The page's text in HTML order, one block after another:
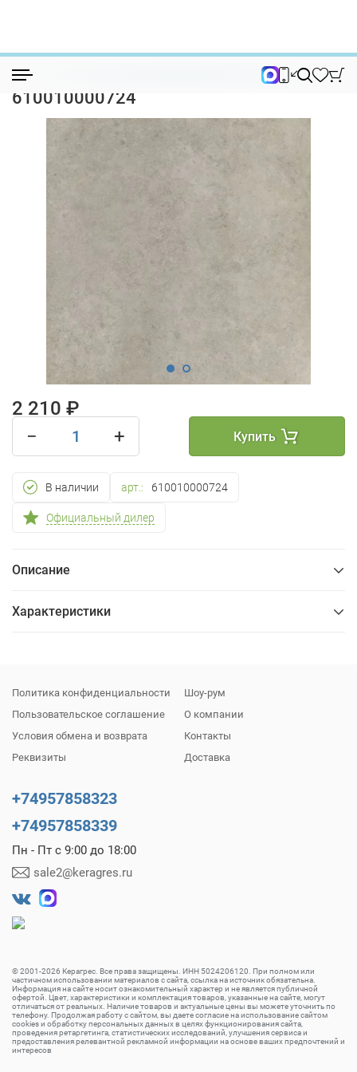
Керамогранит Керамогранит Italon Нова Фог 60х60 61...
Керамогранит Italon Нова Фог 60х60
610010000724
2 210 ₽
−
+ Купить
В наличии арт.: 610010000724
Официальный дилер
Описание
Характеристики
Упаковка
+74957858323
+74957858339
Пн - Пт с 9:00 до 18:00
sale2@keragres.ru
Политика конфиденциальности
Пользовательское соглашение
Условия обмена и возврата
Реквизиты
Шоу-рум
О компании
Контакты
Доставка
© 2001-2026 Керагрес. Все права защищены. ИНН 5024206120. При полном или
частичном использовании материалов с сайта, ссылка на источник обязательна.
Информация на сайте носит ознакомительный характер и не является публичной
офертой. Цвет, характеристики и комплектация товаров, указанные на сайте, могут
отличаться от реальных. Наличие товаров и актуальные цены вы можете уточнить по
телефону. Продолжая работу с сайтом, вы даете согласие на использование сайтом
cookies и обработку персональных данных в целях функционирования сайта,
проведения ретаргетинга, статистических исследований, улучшения сервиса и
предоставления релевантной рекламной информации на основе ваших предпочтений и
интересов